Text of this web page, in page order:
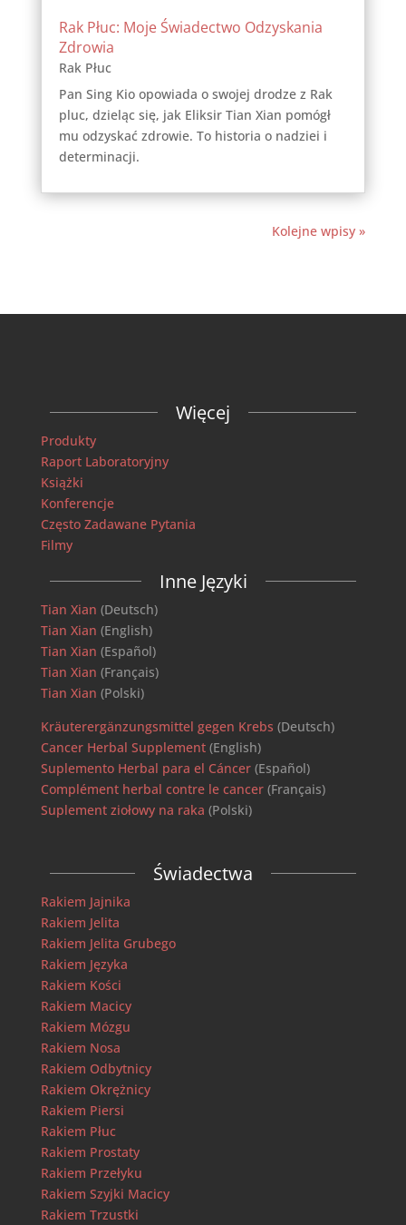
Rak Płuc: Moje Świadectwo Odzyskania
Zdrowia
Rak Płuc
Pan Sing Kio opowiada o swojej drodze z Rak
pluc, dzieląc się, jak Eliksir Tian Xian pomógł
mu odzyskać zdrowie. To historia o nadziei i
determinacji.
Kolejne wpisy »
Więcej
Produkty
Raport Laboratoryjny
Książki
Konferencje
Często Zadawane Pytania
Filmy
Inne Języki
Tian Xian (Deutsch)
Tian Xian (English)
Tian Xian (Español)
Tian Xian (Français)
Tian Xian (Polski)
Kräuterergänzungsmittel gegen Krebs (Deutsch)
Cancer Herbal Supplement(English)
Suplemento Herbal para el Cáncer(Español)
Complément herbal contre le cancer(Français)
Suplement ziołowy na raka (Polski)
Świadectwa
Rakiem Jajnika
Rakiem Jelita
Rakiem Jelita Grubego
Rakiem Języka
Rakiem Kości
Rakiem Macicy
Rakiem Mózgu
Rakiem Nosa
Rakiem Odbytnicy
Rakiem Okrężnicy
Rakiem Piersi
Rakiem Płuc
Rakiem Prostaty
Rakiem Przełyku
Rakiem Szyjki Macicy
Rakiem Trzustki